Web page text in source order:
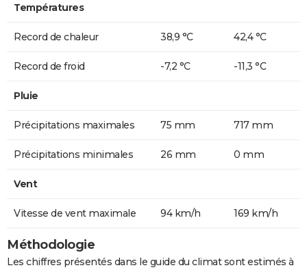
Températures
Record de chaleur 38,9 °C 42,4 °C
Record de froid -7,2 °C -11,3 °C
Pluie
Précipitations maximales 75 mm 717 mm
Précipitations minimales 26 mm 0 mm
Vent
Vitesse de vent maximale 94 km/h 169 km/h
Méthodologie
Les chiffres présentés dans le guide du climat sont estimés à